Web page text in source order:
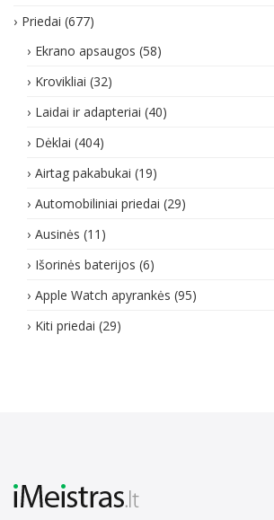
Priedai (677)
Ekrano apsaugos (58)
Krovikliai (32)
Laidai ir adapteriai (40)
Dėklai (404)
Airtag pakabukai (19)
Automobiliniai priedai (29)
Ausinės (11)
Išorinės baterijos (6)
Apple Watch apyrankės (95)
Kiti priedai (29)